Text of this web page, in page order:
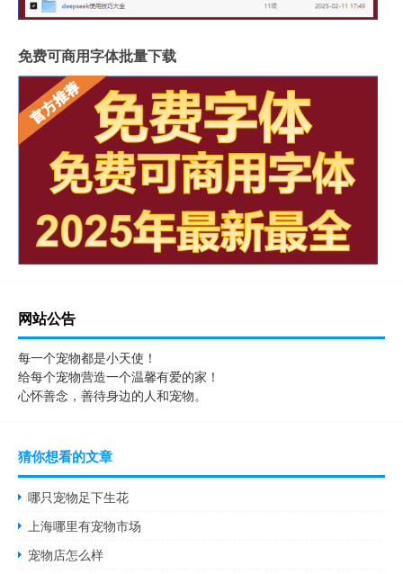
免费可商用字体批量下载
网站公告
每一个宠物都是小天使！
给每个宠物营造一个温馨有爱的家！
心怀善念，善待身边的人和宠物。
猜你想看的文章
哪只宠物足下生花
上海哪里有宠物市场
宠物店怎么样